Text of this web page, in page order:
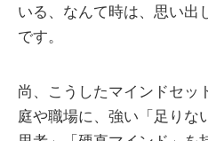
いる、なんて時は、思い出
です。
尚、こうしたマインドセッ
庭や職場に、強い「足りな